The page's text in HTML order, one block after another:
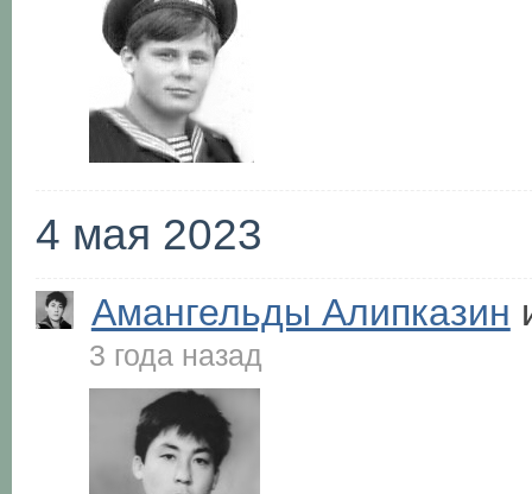
4 мая 2023
Амангельды Алипказин
3 года назад